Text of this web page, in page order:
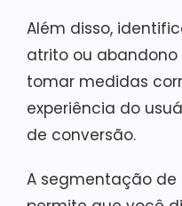
Além disso,
atrito ou
tomar medidas
experiência do
de conversão.
A segmentação de